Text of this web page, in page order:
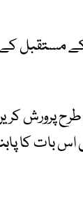
کے مستقبل
طرح پرورش
بات کا